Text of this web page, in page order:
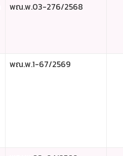
พณ.พ.03-276/2568
พณ.พ.1-67/2569